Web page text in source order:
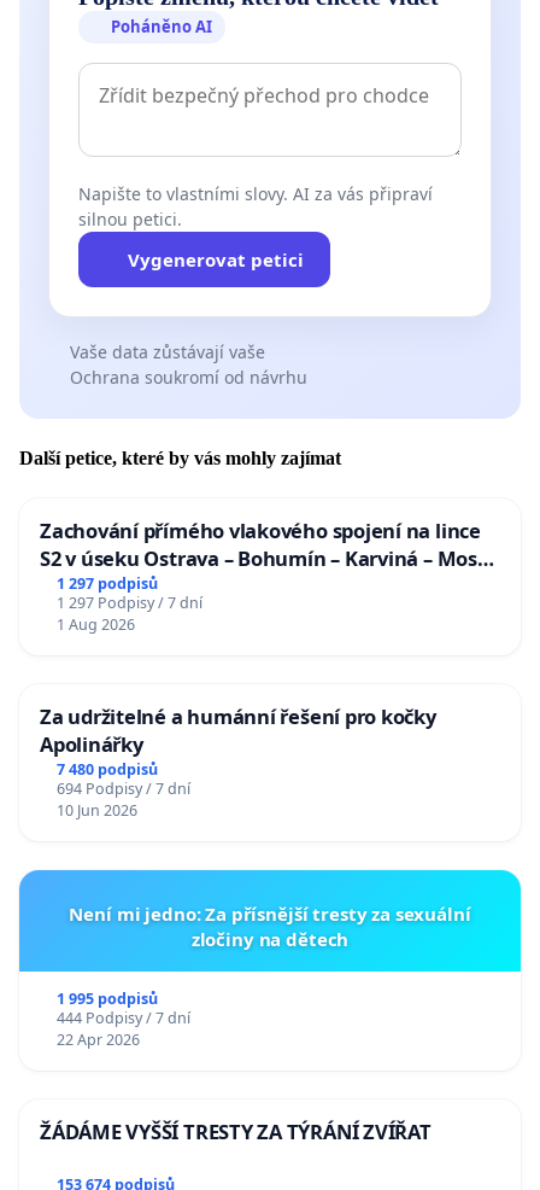
Poháněno AI
Napište to vlastními slovy. AI za vás připraví
silnou petici.
Vygenerovat petici
Vaše data zůstávají vaše
Ochrana soukromí od návrhu
Další petice, které by vás mohly zajímat
Zachování přímého vlakového spojení na lince
S2 v úseku Ostrava – Bohumín – Karviná – Mosty
u Jablunkova
1 297 podpisů
1 297 Podpisy / 7 dní
1 Aug 2026
Za udržitelné a humánní řešení pro kočky
Apolinářky
7 480 podpisů
694 Podpisy / 7 dní
10 Jun 2026
Není mi jedno: Za přísnější tresty za sexuální
zločiny na dětech
1 995 podpisů
444 Podpisy / 7 dní
22 Apr 2026
ŽÁDÁME VYŠŠÍ TRESTY ZA TÝRÁNÍ ZVÍŘAT
153 674 podpisů